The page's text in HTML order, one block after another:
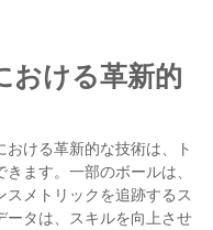
おける革新的
ける革新的な技術は、ト
ます。一部のボールは、
メトリックを追跡するス
ータは、スキルを向上させ